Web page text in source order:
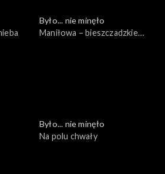
Było... nie minęło
Maniłowa – bieszczadzkie
Było... nie minęło
Na polu chwały